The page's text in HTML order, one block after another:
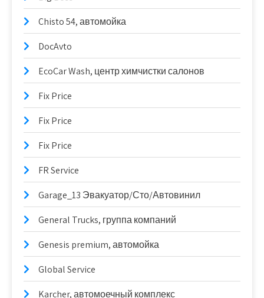
Chisto 54, автомойка
DocAvto
EcoCar Wash, центр химчистки салонов
Fix Price
Fix Price
Fix Price
FR Service
Garage_13 Эвакуатор/Сто/Автовинил
General Trucks, группа компаний
Genesis premium, автомойка
Global Service
Karcher, автомоечный комплекс